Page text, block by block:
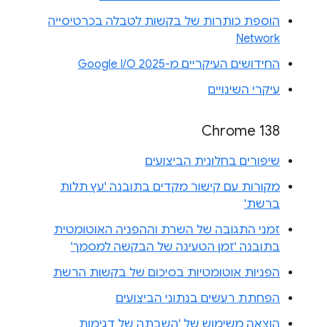
הוספת כותרות של בקשות לטבלה בכרטיסייה
Network
החידושים העיקריים מ-Google I/O 2025
עיקרי השינויים
Chrome 138
שיפורים בחלונית הביצועים
מקורות עם קישור מקדים בתובנה 'עץ תלות
ברשת'
זמני התגובה של השרת וההפניה האוטומטית
בתובנה 'זמן הטעינה של הבקשה למסמך'
הפניות אוטומטיות בסיכום של בקשות הרשת
הפחתת רעשים בנתוני הביצועים
הוצאה משימוש של 'השבתה של דגימות